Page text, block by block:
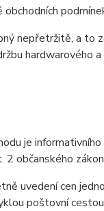
nepřetržitě, a to
hardwarového
je informativního
občanského
uvedení cen
poštovní